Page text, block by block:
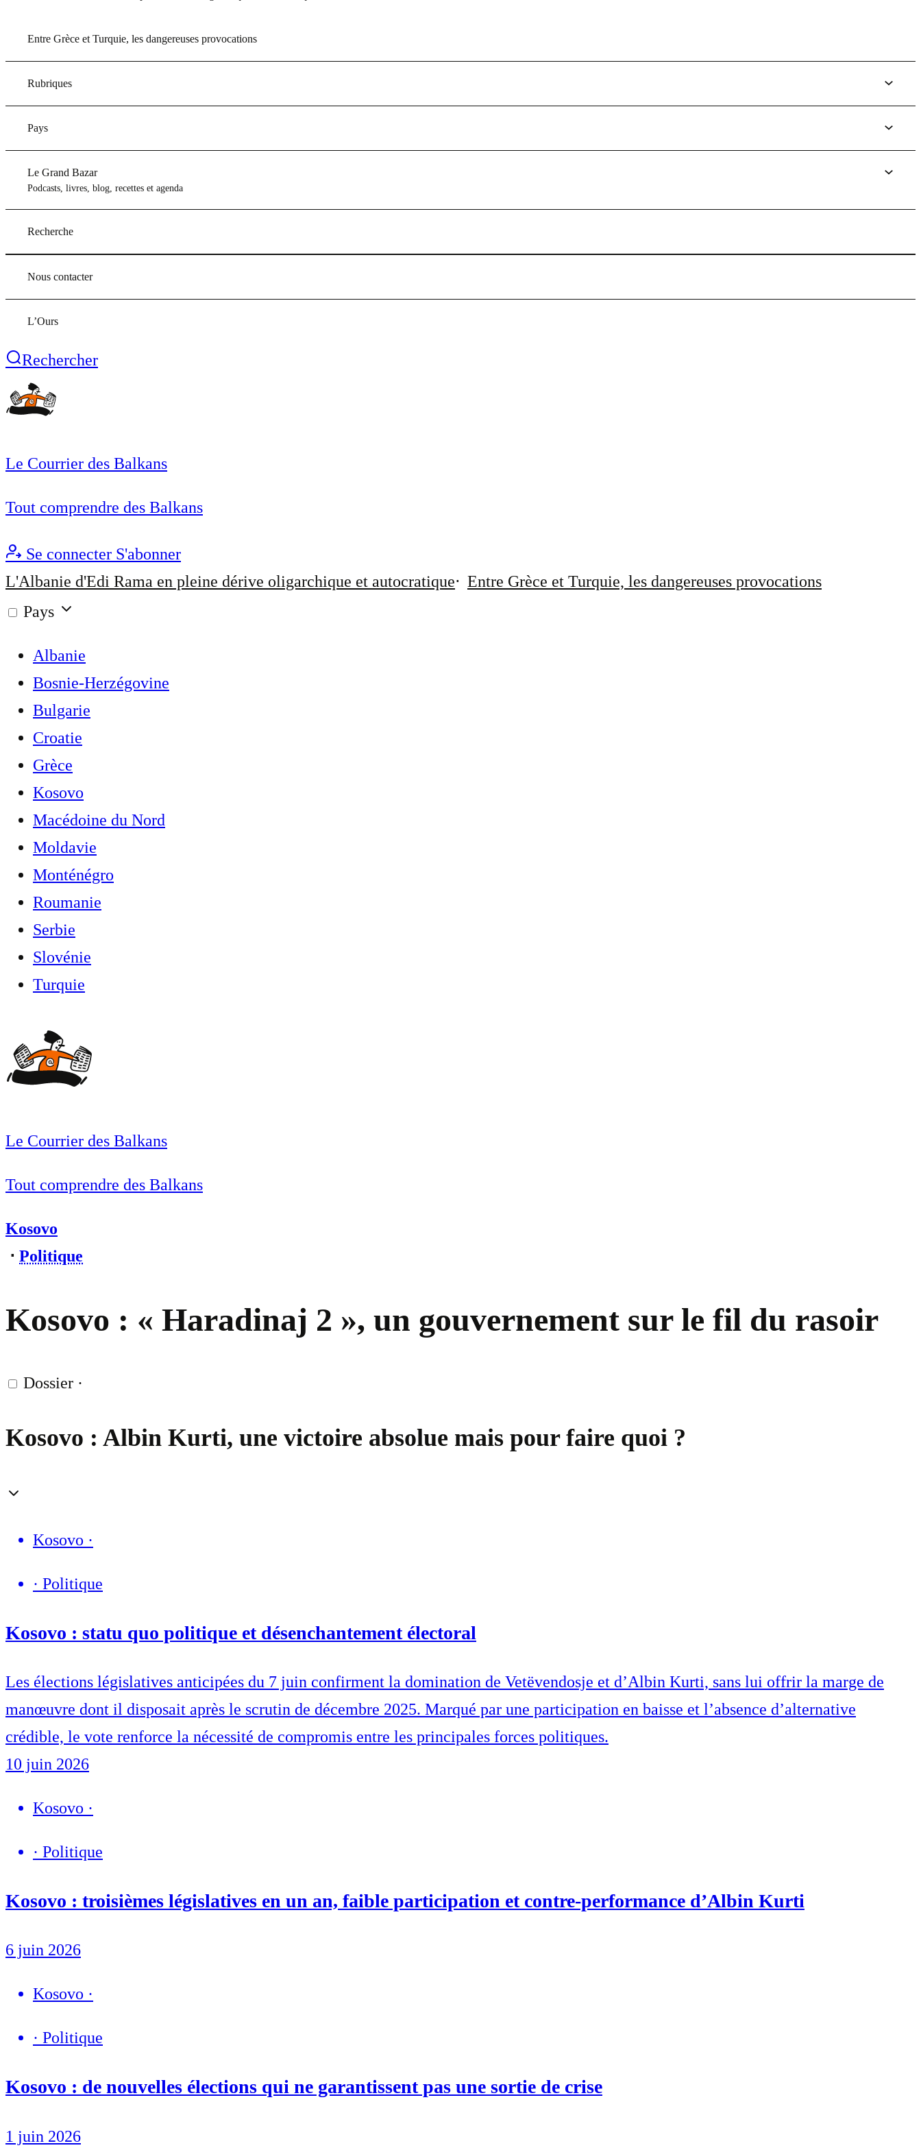
Entre Grèce et Turquie, les dangereuses provocations
Rubriques
Pays
Le Grand Bazar
Podcasts, livres, blog, recettes et agenda
Recherche
Nous contacter
L’Ours
Rechercher
Le Courrier des Balkans
Tout comprendre des Balkans
Se connecter S'abonner
L'Albanie d'Edi Rama en pleine dérive oligarchique et autocratique
Entre Grèce et Turquie, les dangereuses provocations
Pays
Albanie
Bosnie-Herzégovine
Bulgarie
Croatie
Grèce
Kosovo
Macédoine du Nord
Moldavie
Monténégro
Roumanie
Serbie
Slovénie
Turquie
Le Courrier des Balkans
Tout comprendre des Balkans
Kosovo
⋅ Politique
Kosovo : « Haradinaj 2 », un gouvernement sur le fil du rasoir
Dossier ·
Kosovo : Albin Kurti, une victoire absolue mais pour faire quoi ?
Kosovo ·
· Politique
Kosovo : statu quo politique et désenchantement électoral
Les élections législatives anticipées du 7 juin confirment la domination de Vetëvendosje et d’Albin Kurti, sans lui offrir la marge de
manœuvre dont il disposait après le scrutin de décembre 2025. Marqué par une participation en baisse et l’absence d’alternative
crédible, le vote renforce la nécessité de compromis entre les principales forces politiques.
10 juin 2026
Kosovo ·
· Politique
Kosovo : troisièmes législatives en un an, faible participation et contre-performance d’Albin Kurti
6 juin 2026
Kosovo ·
· Politique
Kosovo : de nouvelles élections qui ne garantissent pas une sortie de crise
1 juin 2026